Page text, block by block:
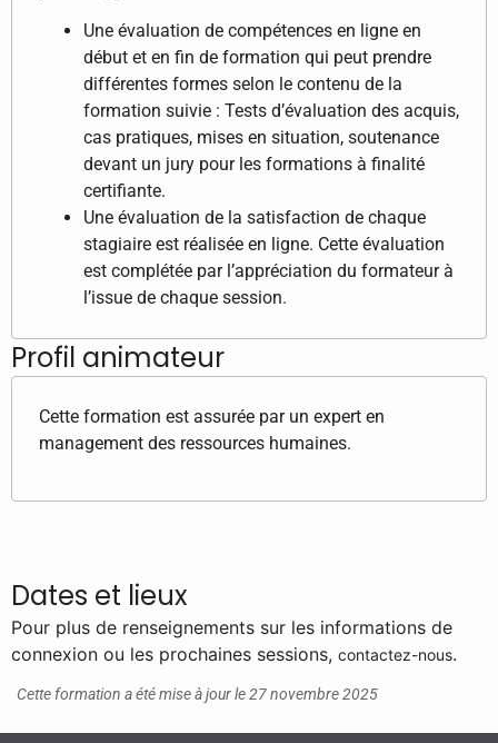
Une évaluation de compétences en ligne en
début et en fin de formation qui peut prendre
différentes formes selon le contenu de la
formation suivie : Tests d’évaluation des acquis,
cas pratiques, mises en situation, soutenance
devant un jury pour les formations à finalité
certifiante.
Une évaluation de la satisfaction de chaque
stagiaire est réalisée en ligne. Cette évaluation
est complétée par l’appréciation du formateur à
l’issue de chaque session.
Profil animateur
Cette formation est assurée par un expert en
management des ressources humaines.
Dates et lieux
Pour plus de renseignements sur les informations de
connexion ou les prochaines sessions, contactez-nous.
Cette formation a été mise à jour le 27 novembre 2025